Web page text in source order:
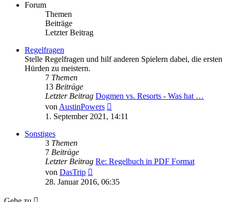
Forum
Themen
Beiträge
Letzter Beitrag
Regelfragen
Stelle Regelfragen und hilf anderen Spielern dabei, die ersten
Hürden zu meistern.
7 Themen
13 Beiträge
Letzter Beitrag Dogmen vs. Resorts - Was hat …
von AustinPowers
Beitrag
1. September 2021, 14:11
Sonstiges
3 Themen
7 Beiträge
Letzter Beitrag Re: Regelbuch in PDF Format
von DasTrip
Beitrag
28. Januar 2016, 06:35